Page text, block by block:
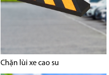
Chặn lùi xe cao su